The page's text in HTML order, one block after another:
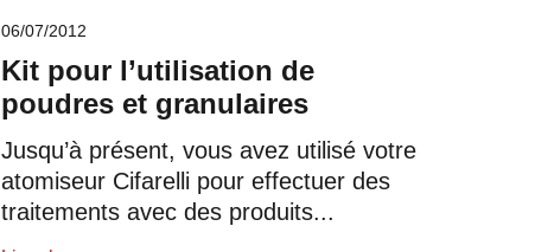
06/07/2012
Kit pour l’utilisation de
poudres et granulaires
Jusqu’à présent, vous avez utilisé votre
atomiseur Cifarelli pour effectuer des
traitements avec des produits...